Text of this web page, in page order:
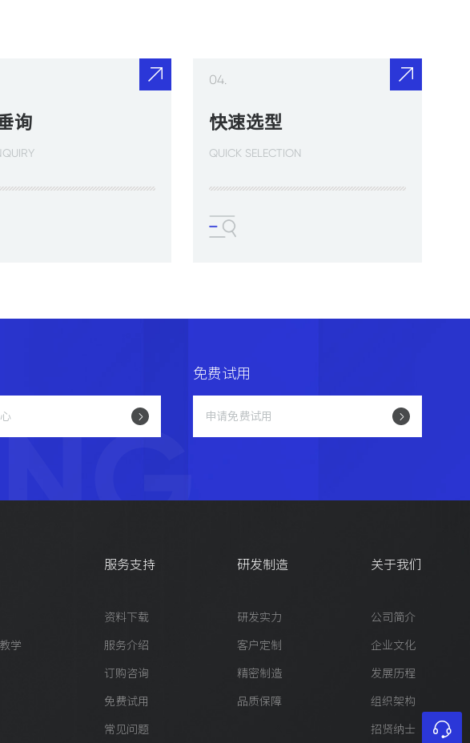
询
04.
快速选型
QUICK SELECTION
免费试用
申请免费试用
学
服务支持
资料下载
服务介绍
订购咨询
免费试用
常见问题
研发制造
研发实力
客户定制
精密制造
品质保障
关于我们
公司简介
企业文化
发展历程
组织架构
招贤纳士